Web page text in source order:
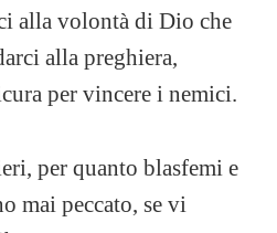
alla volontà di Dio che
alla preghiera,
per vincere i nemici.
per quanto blasfemi e
mai peccato, se vi